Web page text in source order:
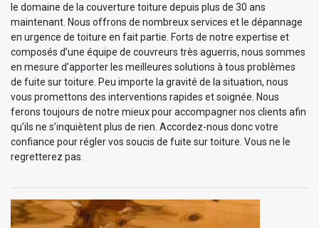
le domaine de la couverture toiture depuis plus de 30 ans
maintenant. Nous offrons de nombreux services et le dépannage
en urgence de toiture en fait partie. Forts de notre expertise et
composés d’une équipe de couvreurs très aguerris, nous sommes
en mesure d’apporter les meilleures solutions à tous problèmes
de fuite sur toiture. Peu importe la gravité de la situation, nous
vous promettons des interventions rapides et soignée. Nous
ferons toujours de notre mieux pour accompagner nos clients afin
qu’ils ne s’inquiètent plus de rien. Accordez-nous donc votre
confiance pour régler vos soucis de fuite sur toiture. Vous ne le
regretterez pas.